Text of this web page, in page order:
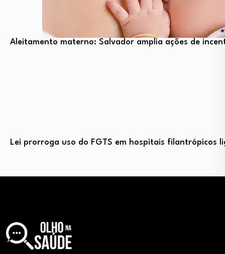
Aleitamento materno: Salvador amplia ações de
Lei prorroga uso do FGTS em hospitais filantrópicos